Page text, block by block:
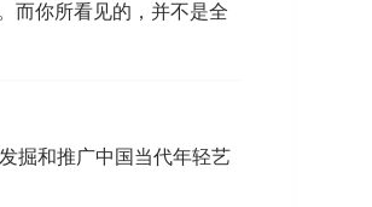
而你所看见的，并不是全
掘和推广中国当代年轻艺